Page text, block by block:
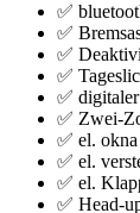
✅
✅
✅
✅
✅
✅ Zwei-
✅ el. okna
✅ el.
✅ el.
✅ Head-